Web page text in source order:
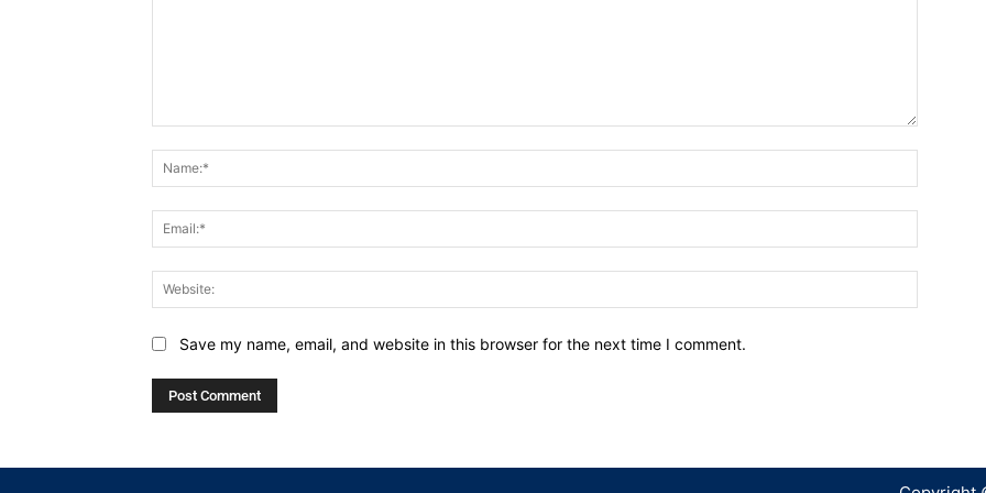
Save my name, email, and website in this browser for the next time I comment.